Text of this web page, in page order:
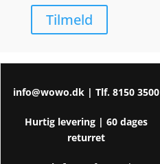
Tilmeld
info@wowo.dk| Tlf. 8150 3500
Hurtig levering | 60 dages
returret